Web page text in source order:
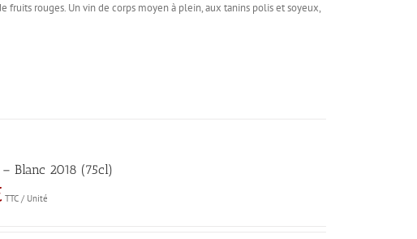
rouges. Un vin de corps moyen à plein, aux tanins polis et soyeux,
Blanc 2018 (75cl)
TTC / Unité